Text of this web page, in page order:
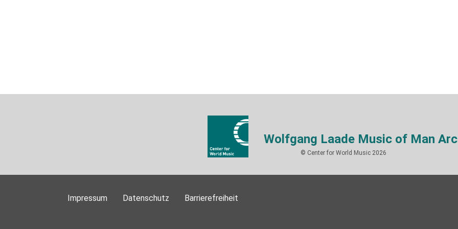
Wolfgang Laade Music of Man
© Center for World Music 2026
Impressum Datenschutz Barrierefreiheit